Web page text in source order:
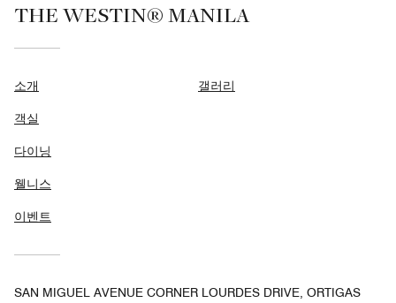
THE WESTIN® MANILA
소개
객실
다이닝
웰니스
이벤트
갤러리
SAN MIGUEL AVENUE CORNER LOURDES DRIVE, ORTIGAS